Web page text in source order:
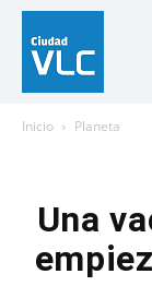
Inicio Planeta
Una